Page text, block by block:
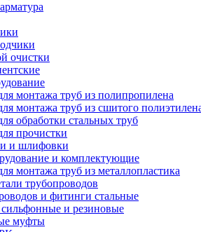
очистки
монтажа труб из полипропилена
монтажа труб из сшитого
обработки стальных труб
прочистки
и шлифовки
и комплектующие
монтажа труб из металлопластика
трубопроводов
и фитинги стальные
и резиновые
муфты